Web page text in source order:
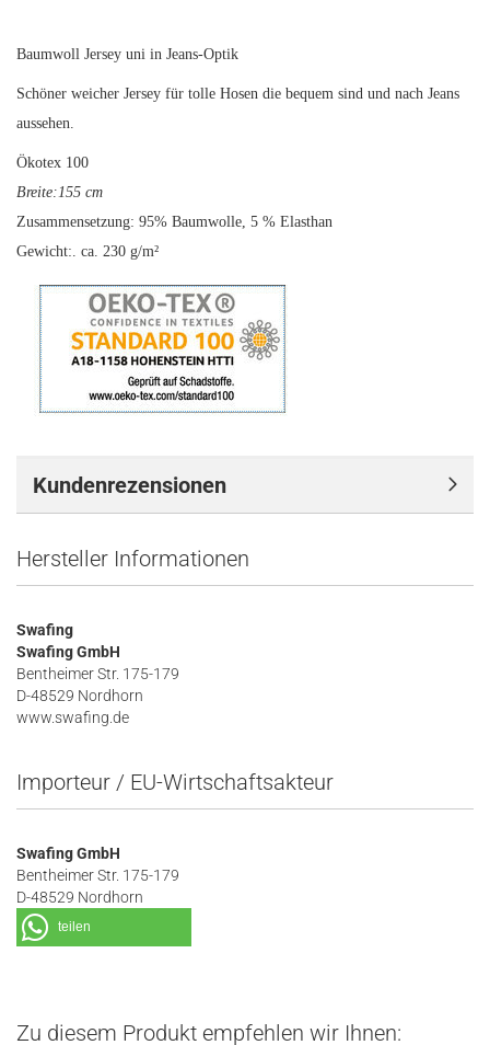
Baumwoll Jersey uni in Jeans-Optik
Schöner weicher Jersey für tolle Hosen die bequem sind und nach Jeans
aussehen.
Ökotex 100
Breite:155 cm
Zusammensetzung: 95% Baumwolle, 5 % Elasthan
Gewicht:. ca. 230 g/m²
Kundenrezensionen
Hersteller Informationen
Swafing
Swafing GmbH
Bentheimer Str. 175-179
D-48529 Nordhorn
www.swafing.de
Importeur / EU-Wirtschaftsakteur
Swafing GmbH
Bentheimer Str. 175-179
D-48529 Nordhorn
teilen
Zu diesem Produkt empfehlen wir Ihnen: